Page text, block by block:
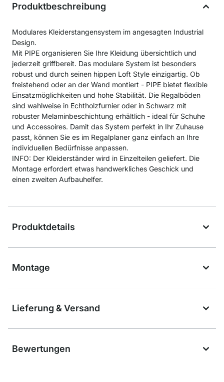
Produktbeschreibung
Modulares Kleiderstangensystem im angesagten Industrial
Design.
Mit PIPE organisieren Sie Ihre Kleidung übersichtlich und
jederzeit griffbereit. Das modulare System ist besonders
robust und durch seinen hippen Loft Style einzigartig. Ob
freistehend oder an der Wand montiert - PIPE bietet flexible
Einsatzmöglichkeiten und hohe Stabilität. Die Regalböden
sind wahlweise in Echtholzfurnier oder in Schwarz mit
robuster Melaminbeschichtung erhältlich - ideal für Schuhe
und Accessoires. Damit das System perfekt in Ihr Zuhause
passt, können Sie es im Regalplaner ganz einfach an Ihre
individuellen Bedürfnisse anpassen.
INFO: Der Kleiderständer wird in Einzelteilen geliefert. Die
Montage erfordert etwas handwerkliches Geschick und
einen zweiten Aufbauhelfer.
Produktdetails
Montage
Lieferung & Versand
Bewertungen